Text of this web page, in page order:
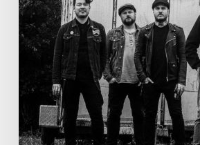
gasten
op
onze
herfsttour